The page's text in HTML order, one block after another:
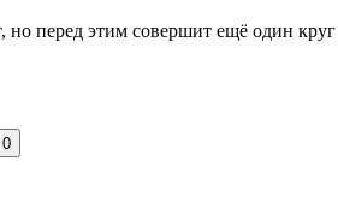
но перед этим совершит ещё один
0